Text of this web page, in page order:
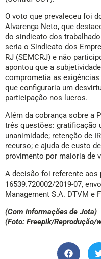
O voto que prevaleceu foi
Alvarenga Neto, que
do sindicato dos
seria o Sindicato dos
RJ (SEMCRJ) e não
apontou que a
comprometia as
que configuraria um
participação nos lucros.
Além da cobrança sobre a
três questões: gratificação
unanimidade; retenção de
recurso; e ajuda de custo
provimento por maioria de
A decisão foi referente aos
16539.720002/2019-07,
Management S.A. DTVM e
(Com informações de Jota)
(Foto: Freepik/Reprodução/